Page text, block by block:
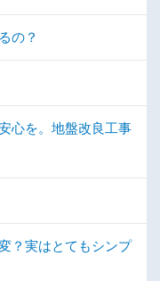
の？
心を。地盤改良工事
？実はとてもシンプ